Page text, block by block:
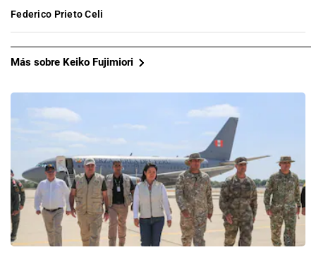
Federico Prieto Celi
Más sobre Keiko Fujimiori